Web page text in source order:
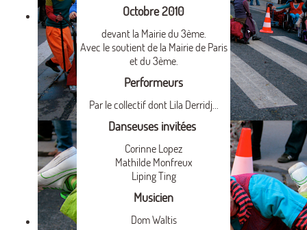
Octobre 2010
devant la Mairie du 3ème.
Avec le soutient de la Mairie de Paris
et du 3ème.
Performeurs
Par le collectif dont Lila Derridj...
Danseuses invitées
Corinne Lopez
Mathilde Monfreux
Liping Ting
Musicien
Dom Waltis